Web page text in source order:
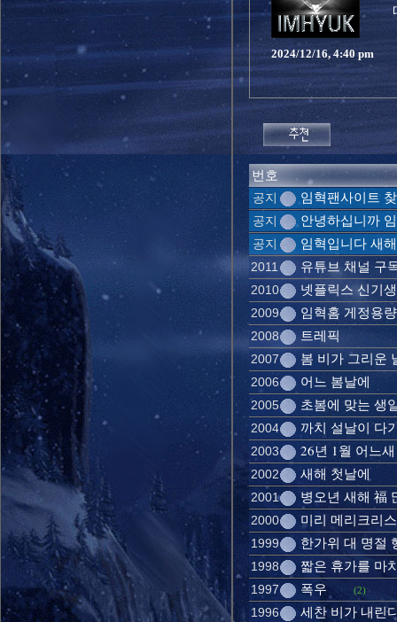
2024/12/16, 4:40 pm
번호
공지 임혁팬사이트
공지 안녕하십니까
공지 임혁입니다 새
2011 유튜브 채널 구
2010 넷플릭스 신기
2009 임혁홈 게정용량
2008 트레픽
2007 봄 비가 그리운
2006 어느 봄날에
2005 초봄에 맞는 생
2004 까치 설날이 다
2003 26년 1월 어느새
2002 새해 첫날에
2001 병오년 새해 福
2000 미리 메리크리
1999 한가위 대 명절
1998 짧은 휴가를 마
1997 폭우 (2)
1996 세찬 비가 내린